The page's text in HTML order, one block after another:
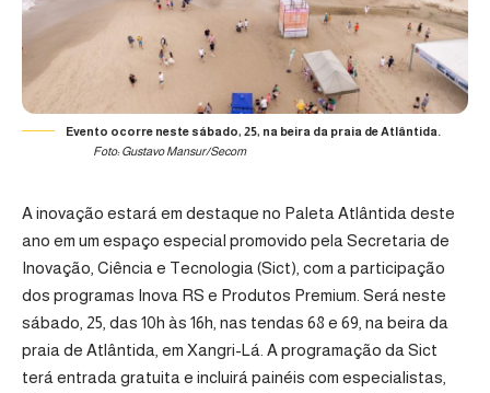
Evento ocorre neste sábado, 25, na beira da praia de Atlântida.
Foto: Gustavo Mansur/Secom
A inovação estará em destaque no Paleta Atlântida deste
ano em um espaço especial promovido pela Secretaria de
Inovação, Ciência e Tecnologia (Sict), com a participação
dos programas Inova RS e Produtos Premium. Será neste
sábado, 25, das 10h às 16h, nas tendas 68 e 69, na beira da
praia de Atlântida, em Xangri-Lá. A programação da Sict
terá entrada gratuita e incluirá painéis com especialistas,